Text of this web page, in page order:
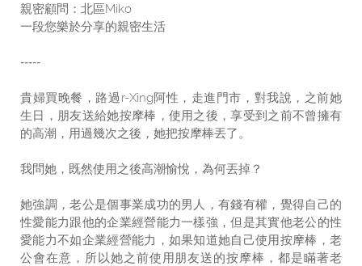
親密顧問：北區Miko
一段您樂於分享的親密生活
-----
貴婦買晚餐，路過r-Xing阿性，走進門市，對我說，之前她
生日，朋友送給她按摩棒，使用之後，享受到之前不曾擁有
的高潮，用過幾次之後，她把按摩棒丟了。
我問她，既然使用之後高潮愉悅，為何丟掉？
她強調，老公是個事業成功的男人，有錢有權，覺得自己的
性愛能力跟他的企業經營能力一樣強，但是其實他老公的性
愛能力不如企業經營能力，如果知道她自己使用按摩棒，老
公會在意，所以她之前使用朋友送的按摩棒，都是瞞著老